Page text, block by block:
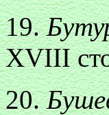
19.
XVIII
20.